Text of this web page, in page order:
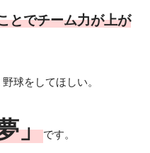
とでチーム力が上が
球をしてほしい。
」です。